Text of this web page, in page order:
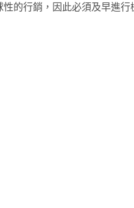
的行銷，因此必須及早進行